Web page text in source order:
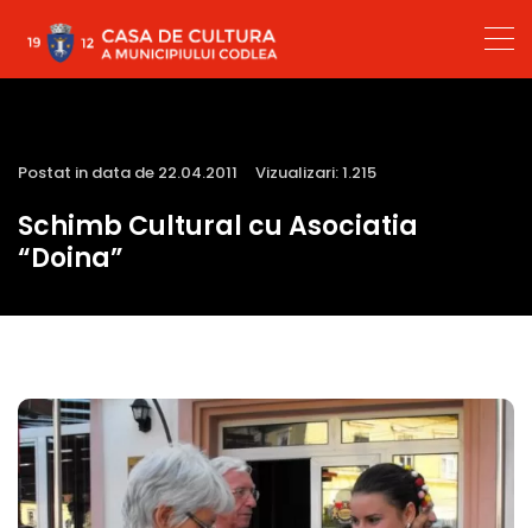
Postat in data de 22.04.2011 Vizualizari: 1.215
Schimb Cultural cu Asociatia
“Doina”